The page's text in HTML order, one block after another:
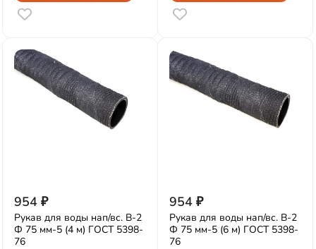
954 ₽
Рукав для воды нап/вс. В-2
Ф 75 мм-5 (4 м) ГОСТ 5398-
76
954 ₽
Рукав для воды нап/вс. В-2
Ф 75 мм-5 (6 м) ГОСТ 5398-
76